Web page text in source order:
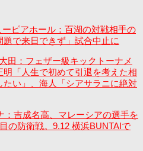
ピアホール：百湖の対戦相手の
で来日できず」試合中止に
田：フェザー級キックトーナメ
明「人生で初めて引退を考えた相
い」、海人「シアサラニに絶対
：吉成名高、マレーシアの選手を
の防衛戦。9.12 横浜BUNTAIで